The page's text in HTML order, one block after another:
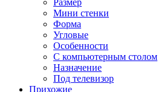
Размер
Мини стенки
Форма
Угловые
Особенности
С компьютерным столом
Назначение
Под телевизор
Прихожие